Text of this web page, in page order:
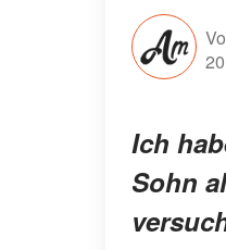
Ich
Sohn